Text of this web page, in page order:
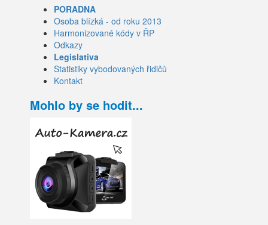
PORADNA
Osoba blízká - od roku 2013
Harmonizované kódy v ŘP
Odkazy
Legislativa
Statistiky vybodovaných řidičů
Kontakt
Mohlo by se hodit...